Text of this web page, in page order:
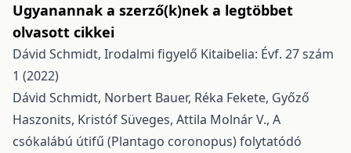
Ugyanannak a szerző(k)nek a legtöbbet
olvasott cikkei
Dávid Schmidt, Irodalmi figyelő Kitaibelia: Évf. 27 szám
1 (2022)
Dávid Schmidt, Norbert Bauer, Réka Fekete, Győző
Haszonits, Kristóf Süveges, Attila Molnár V., A
csókalábú útifű (Plantago coronopus) folytatódó